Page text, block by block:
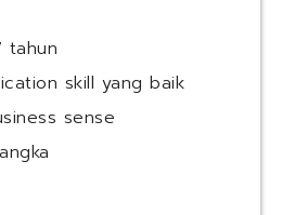
tahun
skill yang baik
sense